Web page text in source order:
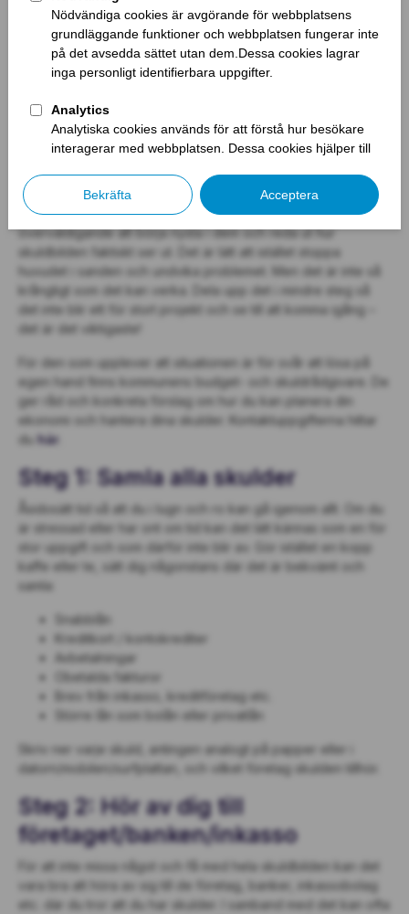
Om skulderna börjat växa på hög kan det lätt kännas
överväldigande att börja nysta i dem och reda ut hur
skuldbilden faktiskt ser ut. Det är lätt att istället stoppa
huvudet i sanden och undvika problemet. Men det är inte så
krångligt som det kan verka. Dela upp det i mindre steg så
det inte blir ett för stort projekt och se till att komma igång –
det är det viktigaste!
För den som upplever att situationen är för svår att lösa på
egen hand finns kommunens budget- och skuldrådgivare. De
ger råd och konkreta förslag om hur du kan planera din
ekonomi och hantera dina skulder. Kontaktuppgifterna hittar
du här
Steg 1: Samla alla skulder
Åsidosätt tid så att du i lugn och ro kan gå igenom allt. Om du
är stressad eller har ont om tid kan det lätt kännas som en för
stor uppgift och som därför inte blir av. Gör istället en kopp
kaffe eller te, sätt dig någonstans där det är bekvämt och
samla:
Snabblån
Kreditkort / kontokrediter
Avbetalningar
Obetalda fakturor
Brev från inkasso, kreditföretag etc.
Större lån som bolån eller privatlån
Skriv ner varje skuld, antingen analogt på papper eller i
datorn/mobilen/surfplattan, och vilket företag skulden tillhör.
Steg 2: Hör av dig till
företaget/banken/inkasso
För att inte missa något och få med hela skuldbilden kan det
vara bra att höra av sig till de företag, banker, inkassobolag
etc. där du tror att du har skulder. I samband med det kan ofta